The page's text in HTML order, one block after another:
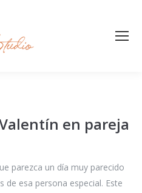
en pareja
parezca un día muy parecido
esa persona especial. Este